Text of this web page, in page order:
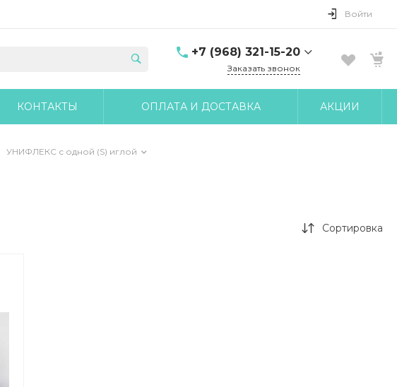
Войти
+7 (968) 321-15-20
г. Москва, ул. Клары
Заказать звонок
КОНТАКТЫ ОПЛАТА И ДОСТАВКА АКЦИИ
УНИФЛЕКС с одной (S) иглой
Сортировка